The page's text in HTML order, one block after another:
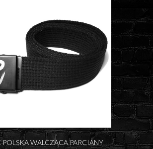
POLSKA WALCZĄCA PARCIANY